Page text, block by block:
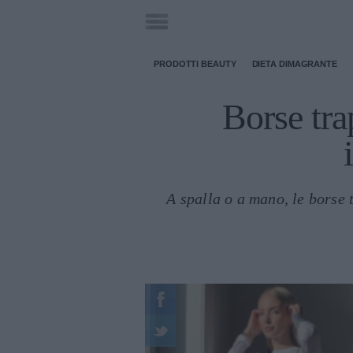
PRODOTTI BEAUTY DIETA DIMAGRANTE
Borse
A spalla o a mano, le